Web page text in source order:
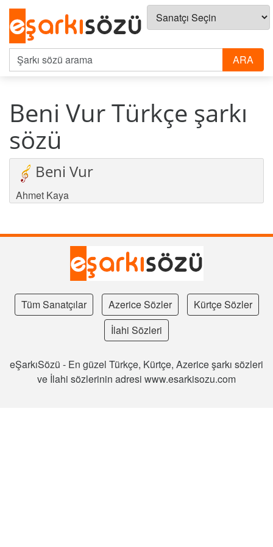
Beni Vur Türkçe şarkı
sözü
Beni Vur
Ahmet Kaya
Tüm Sanatçılar Azerice Sözler
Kürtçe Sözler
İlahi Sözleri
eŞarkıSözü - En güzel Türkçe, Kürtçe, Azerice şarkı sözleri
ve İlahi sözlerinin adresi www.esarkisozu.com